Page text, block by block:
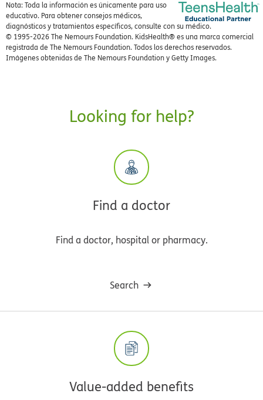
Nota: Toda la información es únicamente para uso
educativo. Para obtener consejos médicos,
diagnósticos y tratamientos específicos, consulte con su médico.
© 1995-2026 The Nemours Foundation. KidsHealth® es una marca comercial
registrada de The Nemours Foundation. Todos los derechos reservados.
Imágenes obtenidas de The Nemours Foundation y Getty Images.
Looking for help?
Find a doctor
Find a doctor, hospital or pharmacy.
Search
Value-added benefits